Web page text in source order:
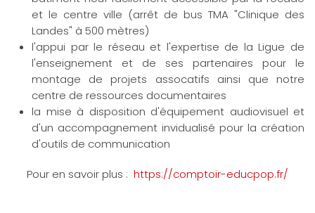
et le centre ville (arrêt de bus TMA "Clinique des
Landes" à 500 mètres)
l'appui par le réseau et l'expertise de la Ligue de
l'enseignement et de ses partenaires pour le
montage de projets assocatifs ainsi que notre
centre de ressources documentaires
la mise à disposition d'équipement audiovisuel et
d'un accompagnement invidualisé pour la création
d'outils de communication
Pour en savoir plus : https://comptoir-educpop.fr/